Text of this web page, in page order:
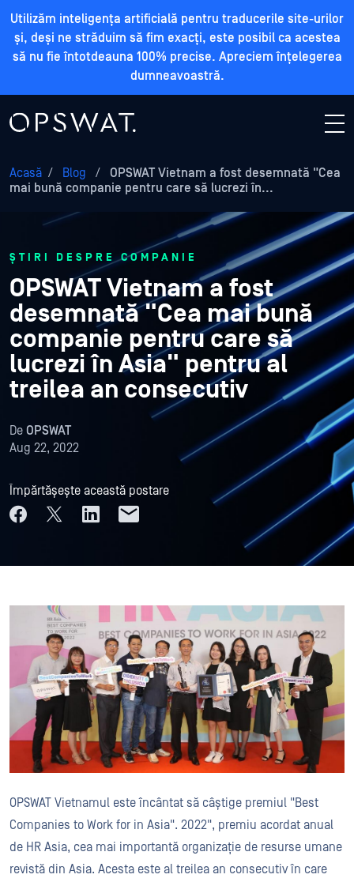
Utilizăm inteligența artificială pentru traducerile site-urilor
și, deși ne străduim să fim exacți, este posibil ca acestea
să nu fie întotdeauna 100% precise. Apreciem înțelegerea
dumneavoastră.
Acasă / Blog /
OPSWAT Vietnam a fost desemnată "Cea
mai bună companie pentru care să lucrezi în...
ȘTIRI DESPRE COMPANIE
OPSWAT Vietnam a fost
desemnată "Cea mai bună
companie pentru care să
lucrezi în Asia" pentru al
treilea an consecutiv
De OPSWAT
Aug 22, 2022
Împărtășește această postare
OPSWAT Vietnamul este încântat să câștige premiul "Best
Companies to Work for in Asia". 2022", premiu acordat anual
de HR Asia, cea mai importantă organizație de resurse umane
revistă din Asia. Acesta este al treilea an consecutiv în care